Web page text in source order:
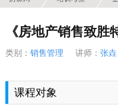
《房地产销售致胜
类别： 销售管理 讲师： 张垚
课程对象